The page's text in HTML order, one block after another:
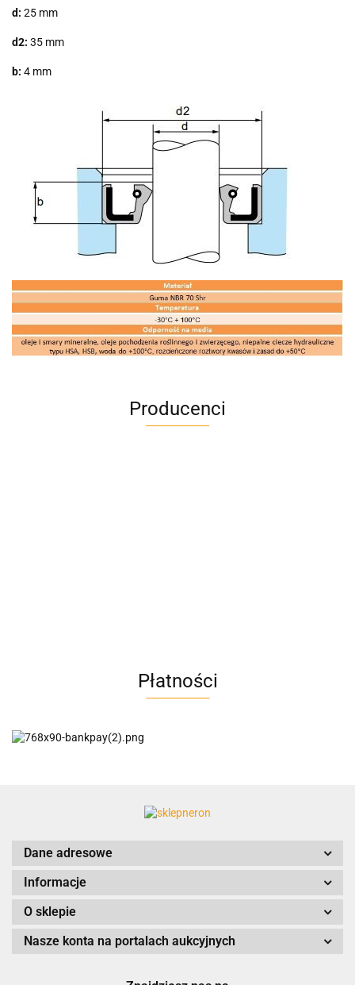
d: 25 mm
d2: 35 mm
b: 4 mm
Producenci
AC EasyLine
Płatności
Dane adresowe
Informacje
O sklepie
Nasze konta na portalach aukcyjnych